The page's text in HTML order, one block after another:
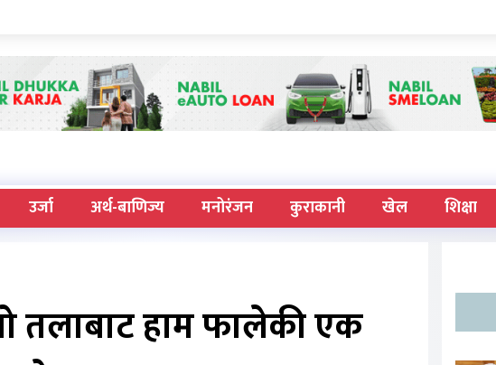
उर्जा अर्थ-बाणिज्य मनोरंजन कुराकानी खेल शिक्षा
तलाबाट हाम फालेकी एक